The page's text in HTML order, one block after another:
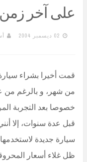
على آخر
02 ديسمبر 2004
قمت أخيرا بشراء
من شهر، و بالرغم من
خصوصا بعد التجربة
قبل عدة سنوات، إلا
سيارة جديدة
ظل غلاء أسعار